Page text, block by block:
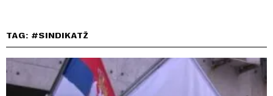
TAG: #SINDIKATŽ